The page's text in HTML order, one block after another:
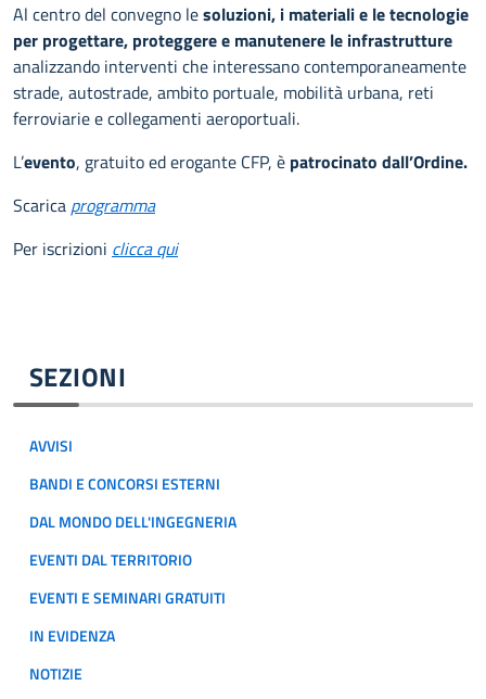
SEZIONI
AVVISI
BANDI E CONCORSI ESTERNI
DAL MONDO DELL'INGEGNERIA
EVENTI DAL TERRITORIO
EVENTI E SEMINARI GRATUITI
IN EVIDENZA
NOTIZIE
Al centro del convegno lesoluzioni, i materiali e le tecnologie
per progettare, proteggere e manutenere le infrastrutture
analizzando interventi che interessano contemporaneamente
strade, autostrade, ambito portuale, mobilità urbana, reti
ferroviarie e collegamenti aeroportuali.
L’evento, gratuito ed erogante CFP, è patrocinato dall’Ordine.
Scarica programma
Per iscrizioni clicca qui